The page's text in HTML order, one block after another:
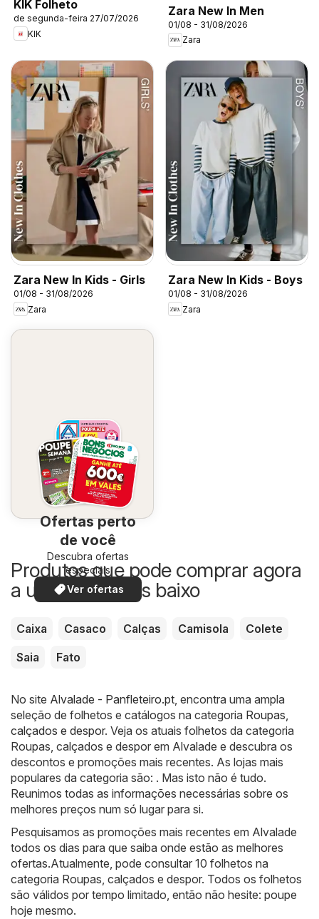
KIK Folheto
de segunda-feira 27/07/2026
KIK
Zara New In Men
01/08 - 31/08/2026
Zara
Zara New In Kids - Girls
01/08 - 31/08/2026
Zara
Zara New In Kids - Boys
01/08 - 31/08/2026
Zara
Ofertas perto
de você
Descubra ofertas
especiais
Ver ofertas
Produtos que pode comprar agora
a um preço mais baixo
Caixa Casaco Calças Camisola
Colete
Saia
Fato
No site Alvalade - Panfleteiro.pt, encontra uma ampla
seleção de folhetos e catálogos na categoria Roupas,
calçados e despor. Veja os atuais folhetos da categoria
Roupas, calçados e despor em Alvalade e descubra os
descontos e promoções mais recentes. As lojas mais
populares da categoria são: . Mas isto não é tudo.
Reunimos todas as informações necessárias sobre os
melhores preços num só lugar para si.
Pesquisamos as promoções mais recentes em Alvalade
todos os dias para que saiba onde estão as melhores
ofertas.Atualmente, pode consultar 10 folhetos na
categoria Roupas, calçados e despor. Todos os folhetos
são válidos por tempo limitado, então não hesite: poupe
hoje mesmo.